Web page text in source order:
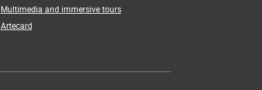
Multimedia and immersive tours
Artecard